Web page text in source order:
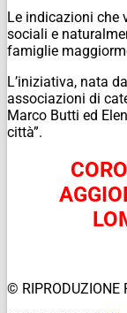
Le indicazioni che
sociali e
famiglie
L’iniziativa, nata
associazioni di
Marco Butti ed
città”.
© RIPRODUZIONE